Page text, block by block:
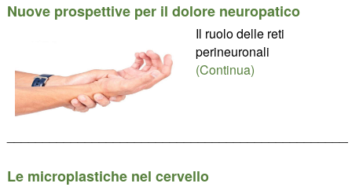
Nuove prospettive per il dolore neuropatico
Il ruolo delle reti
perineuronali
(Continua)
Le microplastiche nel cervello